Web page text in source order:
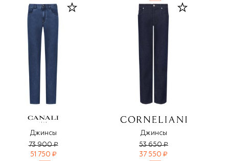
Джинсы
73 900 ₽
51 750 ₽
Джинсы
53 650 ₽
37 550 ₽